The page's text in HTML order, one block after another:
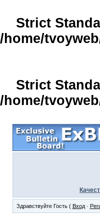
Strict
/home/
Strict
/home/
Здравствуйте Гость ( Вход·